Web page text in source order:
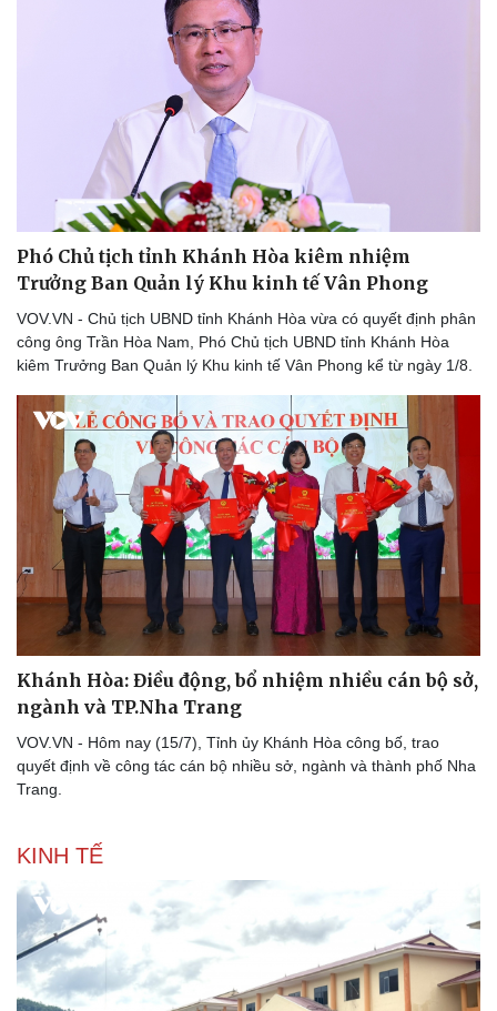
Phó Chủ tịch tỉnh Khánh Hòa kiêm nhiệm
Trưởng Ban Quản lý Khu kinh tế Vân Phong
VOV.VN - Chủ tịch UBND tỉnh Khánh Hòa vừa có quyết định phân
công ông Trần Hòa Nam, Phó Chủ tịch UBND tỉnh Khánh Hòa
kiêm Trưởng Ban Quản lý Khu kinh tế Vân Phong kể từ ngày 1/8.
Khánh Hòa: Điều động, bổ nhiệm nhiều cán bộ sở,
ngành và TP.Nha Trang
VOV.VN - Hôm nay (15/7), Tỉnh ủy Khánh Hòa công bố, trao
quyết định về công tác cán bộ nhiều sở, ngành và thành phố Nha
Trang.
KINH TẾ